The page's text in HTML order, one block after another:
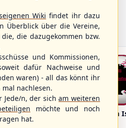
Elmshorn Alligators Fehmarn
Wiki findet ihr dazu
Überblick über die Vereine,
die dazugekommen bzw.
und Kommissionen,
dafür Nachweise und
waren) - all das könnt ihr
nachlesen.
Jede/n, der sicham weiteren
möchte und noch
hat.